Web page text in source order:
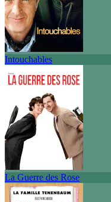
Intouchables
La Guerre des Rose